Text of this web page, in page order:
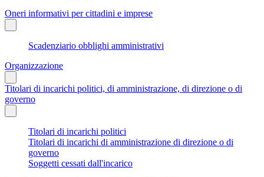
Oneri informativi per cittadini e imprese
Scadenziario obblighi amministrativi
Organizzazione
Titolari di incarichi politici, di amministrazione, di direzione o di
governo
Titolari di incarichi politici
Titolari di incarichi di amministrazione di direzione o di
governo
Soggetti cessati dall'incarico